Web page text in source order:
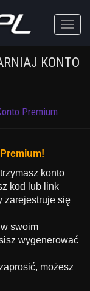
Toggle
KONTO
Premium
konto
kod lub link
zarejestruje się
swoim
wygenerować
możesz